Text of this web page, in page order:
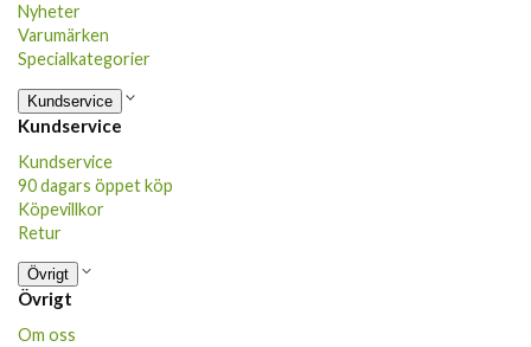
Nyheter
Varumärken
Specialkategorier
Kundservice
Kundservice
Kundservice
90 dagars öppet köp
Köpevillkor
Retur
Övrigt
Övrigt
Om oss